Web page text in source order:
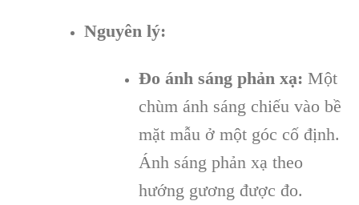
Nguyên lý:
Đo ánh sáng phản xạ: Một
chùm ánh sáng chiếu vào bề
mặt mẫu ở một góc cố định.
Ánh sáng phản xạ theo
hướng gương được đo.